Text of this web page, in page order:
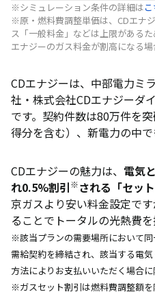
※シミュレーション条件の詳細は
※原・燃料費調整単価は、CDエナ
ス「一般料金」などは上限がある
エナジーのガス料金が割高になる場
CDエナジーは、中部電力ミ
社・株式会社CDエナジーダ
です。契約件数は80万件を
得分を含む）、新電力の中で
CDエナジーの魅力は、 電気
れ0.5%割引※される「セット
京ガスより安い料金設定で
ることでトータルの光熱費を
※該当プランの需要場所において
需給契約を締結され、該当する電
方法によりお支払いいただく場合に
※ガスセット割引は燃料費調整額